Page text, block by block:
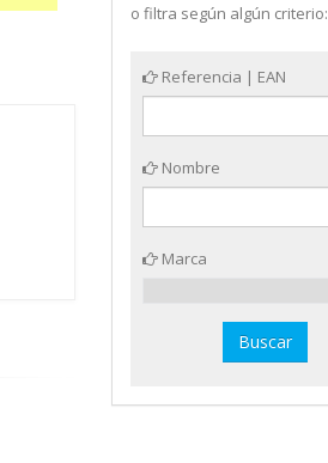
o filtra según algún criterio:
Referencia | EAN
Nombre
Marca